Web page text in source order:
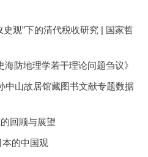
观”下的清代税收研究 | 国家哲
防地理学若干理论问题刍议》
中山故居馆藏图书文献专题数据
回顾与展望
本的中国观